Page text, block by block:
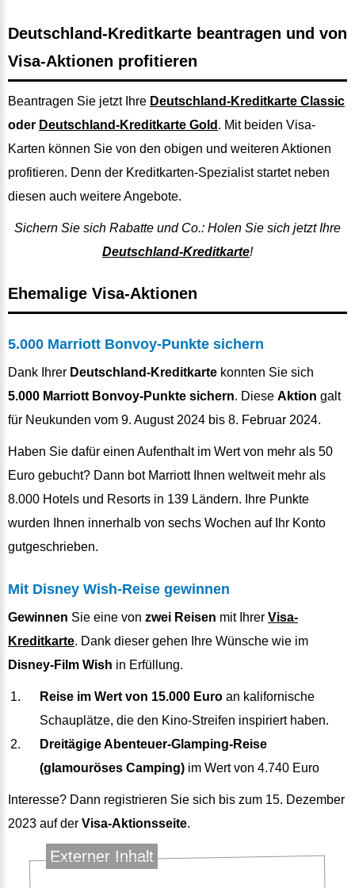
Deutschland-Kreditkarte beantragen und von
Visa-Aktionen profitieren
Beantragen Sie jetzt Ihre Deutschland-Kreditkarte Classic
oder Deutschland-Kreditkarte Gold . Mit beiden Visa-
Karten können Sie von den obigen und weiteren Aktionen
profitieren. Denn der Kreditkarten-Spezialist startet neben
diesen auch weitere Angebote.
Sichern Sie sich Rabatte und Co.: Holen Sie sich jetzt Ihre
Deutschland-Kreditkarte!
Ehemalige Visa-Aktionen
5.000 Marriott Bonvoy-Punkte sichern
Dank Ihrer Deutschland-Kreditkarte konnten Sie sich
5.000 Marriott Bonvoy-Punkte sichern. Diese Aktion galt
für Neukunden vom 9. August 2024 bis 8. Februar 2024.
Haben Sie dafür einen Aufenthalt im Wert von mehr als 50
Euro gebucht? Dann bot Marriott Ihnen weltweit mehr als
8.000 Hotels und Resorts in 139 Ländern. Ihre Punkte
wurden Ihnen innerhalb von sechs Wochen auf Ihr Konto
gutgeschrieben.
Mit Disney Wish-Reise gewinnen
Gewinnen Sie eine von zwei Reisen mit Ihrer Visa-
Kreditkarte. Dank dieser gehen Ihre Wünsche wie im
Disney-Film Wish in Erfüllung.
Reise im Wert von 15.000 Euro an kalifornische
Schauplätze, die den Kino-Streifen inspiriert haben.
Dreitägige Abenteuer-Glamping-Reise
(glamouröses Camping) im Wert von 4.740 Euro
Interesse? Dann registrieren Sie sich bis zum 15. Dezember
2023 auf der Visa-Aktionsseite.
Externer Inhalt